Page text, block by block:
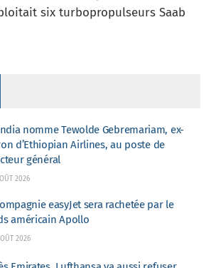
six turbopropulseurs Saab
nomme Tewolde Gebremariam, ex-
d’Ethiopian Airlines, au poste de
général
2026
easyJet sera rachetée par le
américain Apollo
2026